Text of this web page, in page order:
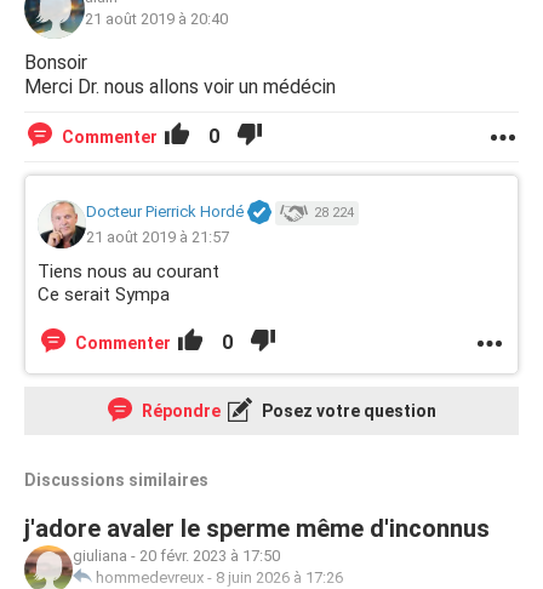
21 août 2019 à 20:40
Bonsoir
Merci Dr. nous allons voir un médécin
Commenter 0
Docteur Pierrick Hordé 28 224
21 août 2019 à 21:57
Tiens nous au courant
Ce serait Sympa
Commenter 0
Répondre Posez votre question
Discussions similaires
j'adore avaler le sperme même d'inconnus
giuliana - 20 févr. 2023 à 17:50
hommedevreux - 8 juin 2026 à 17:26